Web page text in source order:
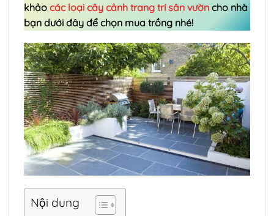
khảo các loại cây cảnh trang trí sân vườn cho nhà
bạn dưới đây để chọn mua trồng nhé!
Nội dung